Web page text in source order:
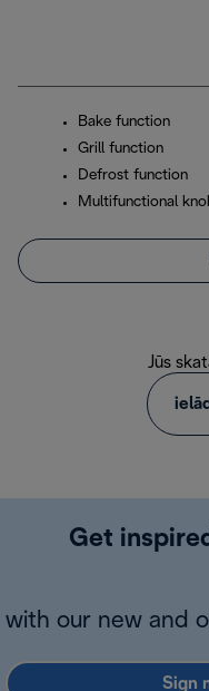
Bake function
Grill function
Defrost function
Multifunctional
Jūs
Get
with our new and
Sign